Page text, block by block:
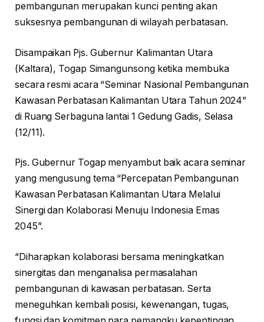
pembangunan merupakan kunci penting akan
suksesnya pembangunan di wilayah perbatasan.
Disampaikan Pjs. Gubernur Kalimantan Utara
(Kaltara), Togap Simangunsong ketika membuka
secara resmi acara “Seminar Nasional Pembangunan
Kawasan Perbatasan Kalimantan Utara Tahun 2024”
di Ruang Serbaguna lantai 1 Gedung Gadis, Selasa
(12/11).
Pjs. Gubernur Togap menyambut baik acara seminar
yang mengusung tema “Percepatan Pembangunan
Kawasan Perbatasan Kalimantan Utara Melalui
Sinergi dan Kolaborasi Menuju Indonesia Emas
2045”.
“Diharapkan kolaborasi bersama meningkatkan
sinergitas dan menganalisa permasalahan
pembangunan di kawasan perbatasan. Serta
meneguhkan kembali posisi, kewenangan, tugas,